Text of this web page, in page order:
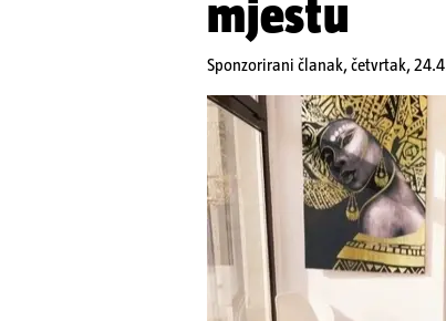
mjestu
Sponzorirani članak,četvrtak,